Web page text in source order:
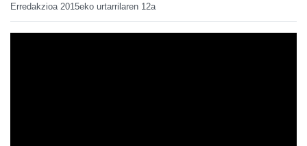
Erredakzioa 2015eko urtarrilaren 12a